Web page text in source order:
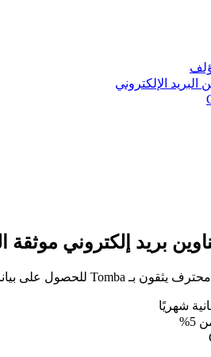
الإلكتروني
بريد إلكتروني موثقة